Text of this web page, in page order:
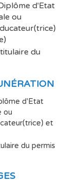
d'Etat
ou
du
ÉRATION
d'Etat
ou
et
du permis